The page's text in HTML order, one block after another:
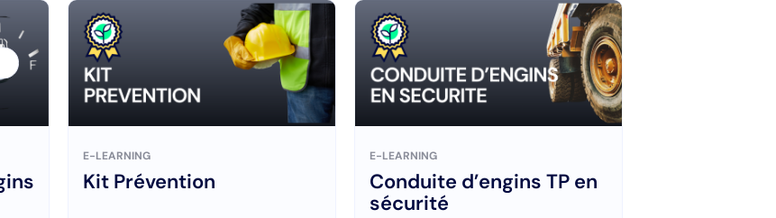
E-LEARNING
Kit Prévention
E-LEARNING
Conduite d’engins TP en
sécurité